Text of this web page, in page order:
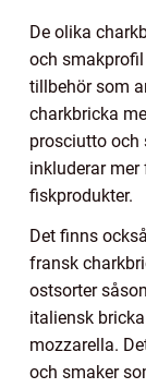
De olika
och
tillbehör som
charkbricka
prosciutto och
inkluderar
fiskprodukter.
Det finns
fransk
ostsorter
italiensk
mozzarella.
och smaker